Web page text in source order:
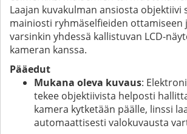
Laajan kuvakulman ansiosta objektiivi
mainiosti ryhmäselfieiden ottamiseen
varsinkin yhdessä kallistuvan LCD-
kameran kanssa.
Pääedut
Mukana oleva kuvaus:
tekee objektiivista helposti
kamera kytketään päälle, linssi
automaattisesti valokuvausta